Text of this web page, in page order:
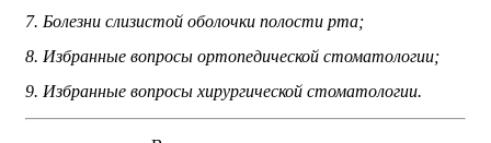
7. Болезни слизистой оболочки полости рта;
8. Избранные вопросы ортопедической стоматологии;
9. Избранные вопросы хирургической стоматологии.